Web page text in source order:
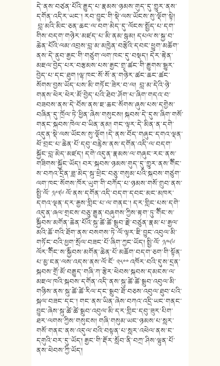
དེ་ནས་བཙན་པོའི་རྒྱུད་པ་རྣམས་ཉམས་གུད་དུ་གྱུར་ནས་
དགོན་འདིར་ཡང་། རབ་བྱུང་གི་སྡེ་ལས་ཡོངས་སུ་ལྡོག་སྟེ།
བླ་མའི་མིང་ཅན་ཆང་ལ་བག་མེད་དུ་ལོངས་སྤྱོད་པ་དག་
གིས་བདག་གཉེར་མཛད་པ་མི་ནམ་སྙམ། དཔལ་ས་སྐྱ་བ་
ཆེན་པོའི་ལམ་འབྲས་བླ་མ་མཁྱེན་བརྩེའི་དབང་ཕྱུག་མཆོག་
ནས་དེ་ནུབ་རྒྱང་གི་གཙུག་ལག་ཁང་དུ་བསྡད། དེར་རྟེན་
མཇལ་བྱེད་པར་བརྩམས་པས་རྒྱང་གྲྭ་ཚང་གི་རྒྱུགས་སྒྱུར་
བྱེད་པ་དང་ཐུག །ལྷ་ཁང་སོ་སོ་ན་གཉེར་ཚང་ཆང་ཚང་
སོགས་བྱས་ཡོད་པས་མི་གཏོང་ཟེར་བ་ལ། བླ་མ་དེའི་ཉེ་
གནས་ཕེར་ཕེར་མོ་བྱེད་པའི་ཐེབ་ཤོག་པ་ཞིག་གདའ་བ་
བཟབས་ནས་དེ་བོས་ནས་ཇ་ཆང་སོགས་ཞུས་པས་དགྱེས་
བཞིན་དུ་ཁྲོལ་ཏེ་ཕྱིན་ཞེས་གསུངས། སྐབས་དེ་དུས་ཞིག་གསོ་
གནང་སྐབས་ཁེལ་བ་ཡིན་ནམ། གང་ལྟར་དེ་མིན་ན་དགེ་
འདུན་སྡེ་ལས་ཡོངས་སུ་ལྡོག །དེ་ནས་བོད་གཞུང་དགའ་ལྡན་
ཕོ་བྲང་པ་ཆེན་པོ་དབུ་བརྙེས་ནས་དགོན་འདི་ལ་བདག་
སྐྱོང་བླ་མེད་མཛད། དགེ་འདུན་རྣམས་ལ་གཞུང་རང་ནས་
གཟིགས་སྐྱོང་ཡོད། བར་སྐབས་ཉམས་གུད་དུ་གྱུར་ནས་༸གོང་
ས་བཀའ་དྲིན་ཟླ་མེད་སྐུ་ཕྲེང་བཅུ་གསུམ་པའི་སྐབས་གཙུག་
ལག་ཁང་སོགས་ཁོར་ཡུག་གི་བཀོད་པ་ཉམས་གསོ་གྲུབ་ནས་
སྤྱི་ལོ་༡༩༣༦ ལོ་ནས་དགོན་འདི་བདག་དབང་མང་མཁར་
དགའ་ལྡན་དར་རྒྱས་གླིང་པ་ལ་གནང་། དར་གླིང་པས་དགེ་
འདུན་ཞལ་གྲངས་བཅུ་རྒྱུན་བཞུགས་ཀྱིས་རྟག་ཏུ་༸གོང་ས་
༸སྐྱབས་མགོན་ཆེན་པོའི་སྐུ་ཚེ་ཚེ་སྒྲུབ་རྗེ་བཙུན་རྣམ་པ་རྒྱལ་
མའི་ཆོ་གའི་ཐོག་ནས་བསགས་ཏེ་ལོ་ལྟར་ཇི་བྱུང་འབུལ་མི་
གཏོང་བའི་ཕྱག་སྲོལ་བཟང་པོ་ཞིག་ཀྱང་ཡོད། སྤྱི་ལོ་ ༡༩༥༦
ལོར་༸གོང་ས་༸སྐྱབས་མགོན་ཆེན་པོ་མཆོག་བདག་ཅག་གི་སྟོན་
པ་མྱ་ངན་ལས་འདས་ནས་ལོ་ངོ་ ༢༥༠༠ འཁོར་བའི་དུས་དྲན་
སྐབས་གྲོ་མོ་བརྒྱུད་གཞི་ཀ་རྩེར་ཕེབས་སྐབས་དམངས་ལ་
མཇལ་ཁའི་སྐབས་དགོན་འདི་ནས་སྐུ་ཚེ་ཚེ་སྒྲུབ་འབུལ་མི་
གཉིས་ནས་སྐུ་ཚེ་ཚེ་རིལ་དང་སྒྲུབ་ཐོ་བཅས་འབུལ་ཐུབ་པའི་
སྐལ་བཟང་དང་། གང་ནས་ཡིན་ཞེས་བཀའ་འདྲི་ཡང་གནང་
བྱུང་ཞེས་སྐུ་ཚེ་ཚེ་སྒྲུབ་འབུལ་མི་དར་གླིང་དབུ་ཟུར་པིག་
ཐར་ལགས་ཀྱིས་གསུངས། གཞི་གསུམ་ཡང་ཉམས་པ་སླར་
གསོ་གནང་ནས་འདུལ་བའི་བསྟན་པ་སླར་འཕེལ་ནས་ང་
དགུའི་བར་དུ་ཡོད། རྒྱང་གི་རྡོར་སློབ་ནི་བཀྲ་ཤིས་ལྷུན་པོ་
ནས་ཕེབས་ཀྱི་ཡོད།